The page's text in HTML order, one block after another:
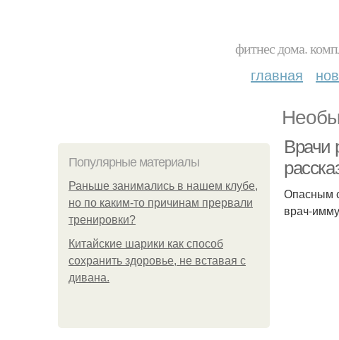
фитнес дома.
главная
Популярные материалы
Раньше занимались в нашем клубе,
но по каким-то причинам прервали
тренировки?
Китайские шарики как способ
сохранить здоровье, не вставая с
дивана.
Врачи
Опасным
врач-